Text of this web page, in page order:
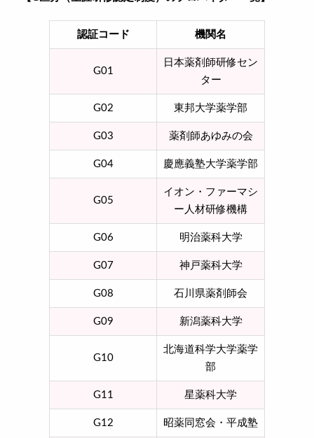
認証コード 機関名
G01
日本薬剤師研修セン
ター
G02 東邦大学薬学部
G03 薬剤師あゆみの会
G04 慶應義塾大学薬学部
G05
イオン・ファーマシ
ー人材研修機構
G06 明治薬科大学
G07 神戸薬科大学
G08 石川県薬剤師会
G09 新潟薬科大学
G10
北海道科学大学薬学
部
G11 星薬科大学
G12 昭薬同窓会・平成塾